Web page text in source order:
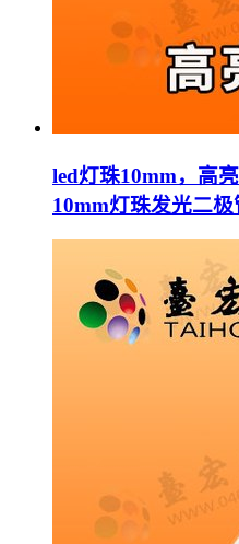
led灯珠10mm，高
10mm灯珠发光二